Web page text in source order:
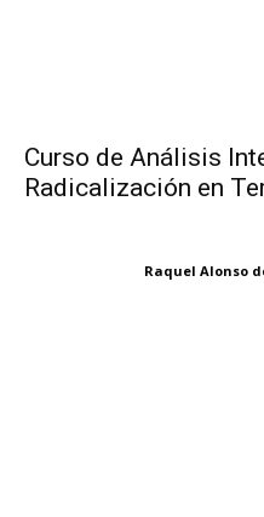
Curso de Análisis
Radicalización en
Raquel Alonso